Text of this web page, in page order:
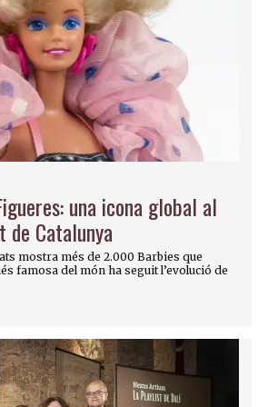
una icona global al
de Catalunya
mostra més de 2.000 Barbies que
famosa del món ha seguit l’evolució de